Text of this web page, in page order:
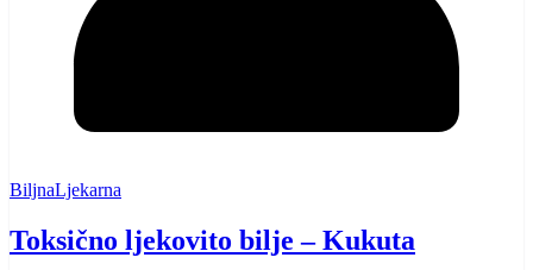
BiljnaLjekarna
Toksično ljekovito bilje – Kukuta